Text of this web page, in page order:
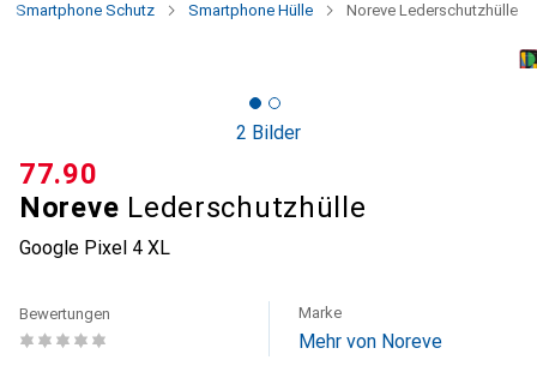
Smartphone Schutz Smartphone Hülle Noreve Lederschutzhülle
2 Bilder
Noreve Lederschutzhülle
Google Pixel 4 XL
CHF
77.90
Bewertungen Marke
Mehr von Noreve